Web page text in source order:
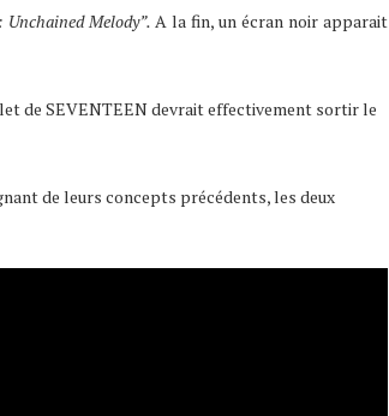
Unchained Melody”. A la fin, un écran noir apparait
de SEVENTEEN devrait effectivement sortir le
de leurs concepts précédents, les deux